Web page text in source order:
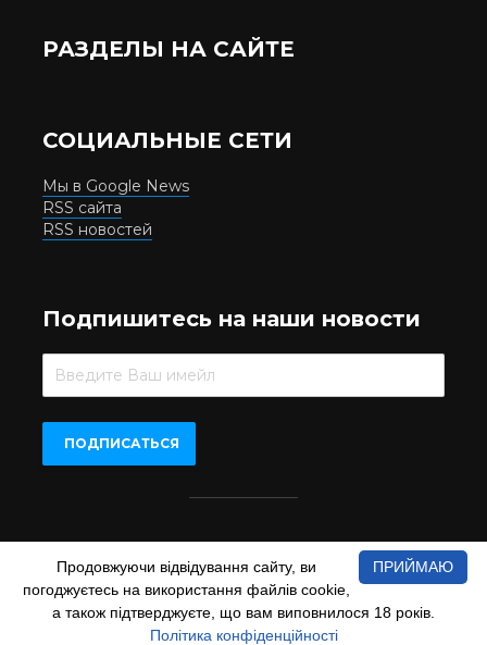
РАЗДЕЛЫ НА САЙТЕ
СОЦИАЛЬНЫЕ СЕТИ
Мы в Google News
RSS сайта
RSS новостей
Подпишитесь на наши новости
Beer.UA © 2016-2022
При копіюванні матеріалів з сайту обов'язкове пряме
відкрите для пошукових систем гіперпосилання на сайт
www.beer.ua
ПРИЙМАЮ
Продовжуючи відвідування сайту, ви
погоджуєтесь на використання файлів cookie,
а також підтверджуєте, що вам виповнилося 18 років.
Політика конфіденційності